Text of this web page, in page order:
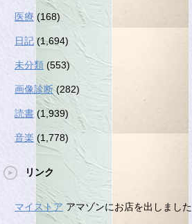
医療 (168)
日記(1,694)
未分類 (553)
画像診断(282)
読書 (1,939)
音楽 (1,778)
リンク
マイストア アマゾンにお店を出しました